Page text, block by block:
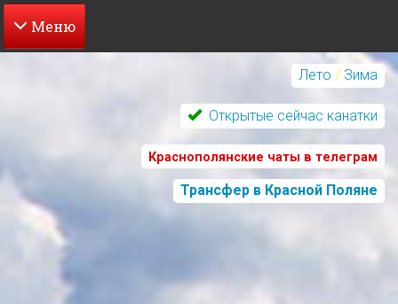
Перейти
Лето / Зима
Открытые сейчас канатки
Краснополянские чаты в телеграм
Трансфер в Красной Поляне